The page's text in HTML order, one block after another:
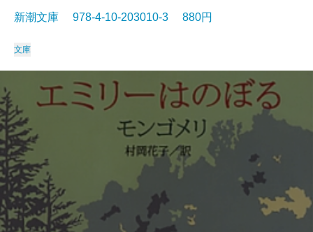
新潮文庫 978-4-10-203010-3 880円
文庫